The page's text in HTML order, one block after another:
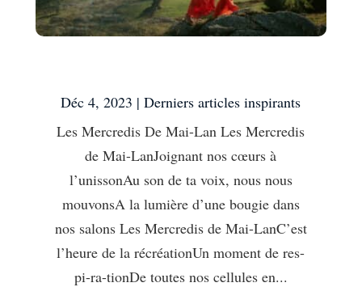
Déc 4, 2023 |Derniers articles inspirants
Les Mercredis De Mai-Lan Les Mercredis
de Mai-LanJoignant nos cœurs à
l’unissonAu son de ta voix, nous nous
mouvonsA la lumière d’une bougie dans
nos salons Les Mercredis de Mai-LanC’est
l’heure de la récréationUn moment de res-
pi-ra-tionDe toutes nos cellules en...